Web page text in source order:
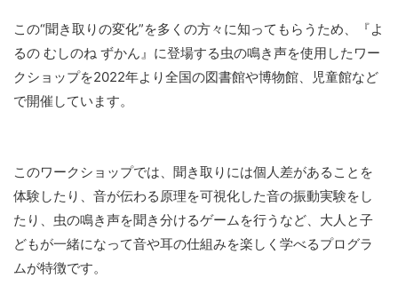
この“聞き取りの変化”を多くの方々に知ってもらうため、『よ
るの むしのね ずかん』に登場する虫の鳴き声を使用したワー
クショップを2022年より全国の図書館や博物館、児童館など
で開催しています。
このワークショップでは、聞き取りには個人差があることを
体験したり、音が伝わる原理を可視化した音の振動実験をし
たり、虫の鳴き声を聞き分けるゲームを行うなど、大人と子
どもが一緒になって音や耳の仕組みを楽しく学べるプログラ
ムが特徴です。